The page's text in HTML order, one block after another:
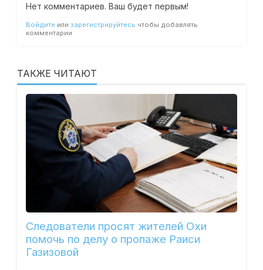
Нет комментариев. Ваш будет первым!
Войдите или зарегистрируйтесь чтобы добавлять
комментарии
ТАКЖЕ ЧИТАЮТ
Следователи просят жителей Охи
помочь по делу о пропаже Раиси
Газизовой